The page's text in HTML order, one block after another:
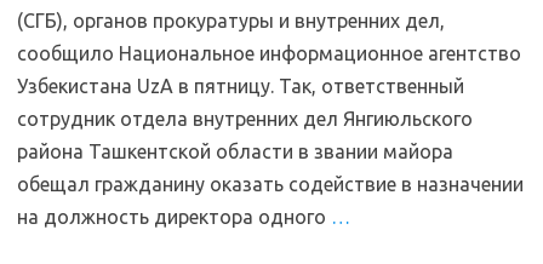
(СГБ), органов прокуратуры и внутренних дел,
сообщило Национальное информационное агентство
Узбекистана UzA в пятницу. Так, ответственный
сотрудник отдела внутренних дел Янгиюльского
района Ташкентской области в звании майора
обещал гражданину оказать содействие в назначении
на должность директора одного …